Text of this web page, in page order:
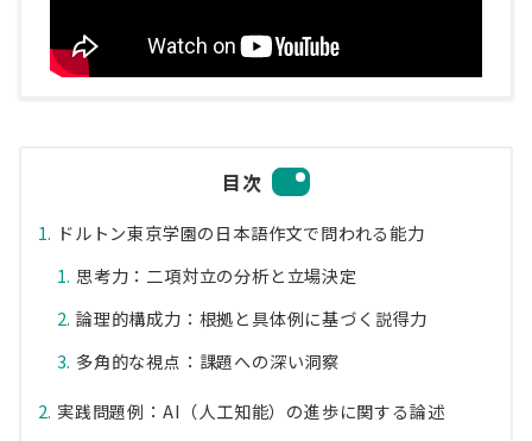
目次
ドルトン東京学園の日本語作文で問われる能力
思考力：二項対立の分析と立場決定
論理的構成力：根拠と具体例に基づく説得力
多角的な視点：課題への深い洞察
実践問題例：AI（人工知能）の進歩に関する論述